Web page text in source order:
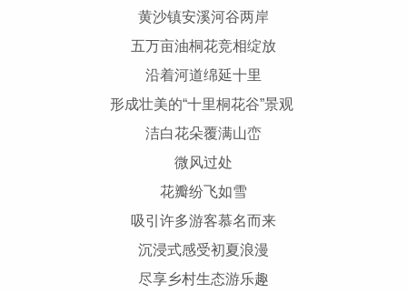
黄沙镇安溪河谷两岸
五万亩油桐花竞相绽放
沿着河道绵延十里
形成壮美的“十里桐花谷”景观
洁白花朵覆满山峦
微风过处
花瓣纷飞如雪
吸引许多游客慕名而来
沉浸式感受初夏浪漫
尽享乡村生态游乐趣